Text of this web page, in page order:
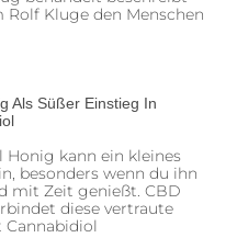
Rolf Kluge den Menschen
Als Süßer Einstieg In
Honig kann ein kleines
besonders wenn du ihn
mit Zeit genießt. CBD
diese vertraute
Cannabidiol